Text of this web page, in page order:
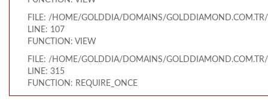
FILE: /HOME/GOLDDIA/DOMAINS/GOLDDIAMOND.COM.TR/
LINE: 107
FUNCTION: VIEW
FILE: /HOME/GOLDDIA/DOMAINS/
LINE: 315
FUNCTION: REQUIRE_ONCE